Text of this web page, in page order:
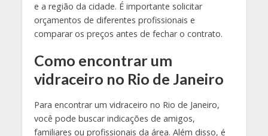
e a região da cidade. É importante solicitar
orçamentos de diferentes profissionais e
comparar os preços antes de fechar o contrato.
Como encontrar um
vidraceiro no Rio de Janeiro
Para encontrar um vidraceiro no Rio de Janeiro,
você pode buscar indicações de amigos,
familiares ou profissionais da área. Além disso, é